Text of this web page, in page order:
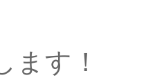
ます！